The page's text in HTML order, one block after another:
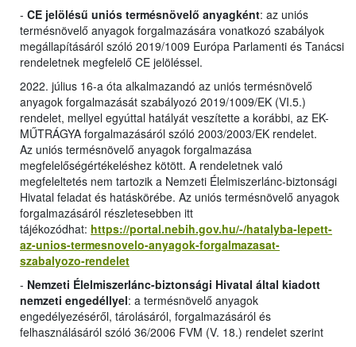
- CE jelölésű uniós termésnövelő anyagként: az uniós
termésnövelő anyagok forgalmazására vonatkozó szabályok
megállapításáról szóló 2019/1009 Európa Parlamenti és Tanácsi
rendeletnek megfelelő CE jelöléssel.
2022. július 16-a óta alkalmazandó az uniós termésnövelő
anyagok forgalmazását szabályozó 2019/1009/EK (VI.5.)
rendelet, mellyel egyúttal hatályát veszítette a korábbi, az EK-
MŰTRÁGYA forgalmazásáról szóló 2003/2003/EK rendelet.
Az uniós termésnövelő anyagok forgalmazása
megfelelőségértékeléshez kötött. A rendeletnek való
megfeleltetés nem tartozik a Nemzeti Élelmiszerlánc-biztonsági
Hivatal feladat és hatáskörébe. Az uniós termésnövelő anyagok
forgalmazásáról részletesebben itt
tájékozódhat: https://portal.nebih.gov.hu/-/hatalyba-lepett-
az-unios-termesnovelo-anyagok-forgalmazasat-
szabalyozo-rendelet
- Nemzeti Élelmiszerlánc-biztonsági Hivatal által kiadott
nemzeti engedéllyel: a termésnövelő anyagok
engedélyezéséről, tárolásáról, forgalmazásáról és
felhasználásáról szóló 36/2006 FVM (V. 18.) rendelet szerint